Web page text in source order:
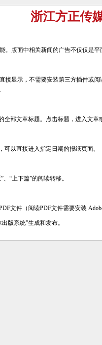
浙江方正传
。版面中相关新闻的广告不仅仅是
接显示，不需要安装第三方插件或
全部文章标题。点击标题，进入文章
可以直接进入指定日期的报纸页面。
“上下篇”的阅读转移。
文件（阅读PDF文件需要安装
版系统”生成和发布。